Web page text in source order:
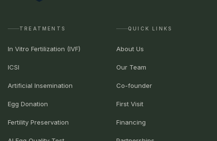
TREATMENTS
In Vitro Fertilization (IVF)
ICSI
Artificial Insemination
Egg Donation
Fertility Preservation
QUICK LINKS
About Us
Our Team
Co-founder
First Visit
Financing